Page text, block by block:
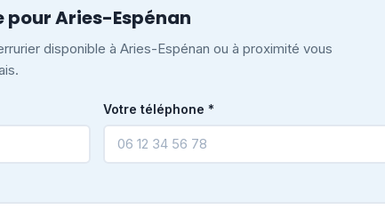
pour Aries-Espénan
disponible à Aries-Espénan ou à proximité vous
Votre téléphone *